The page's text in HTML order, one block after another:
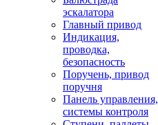
эскалатора
Главный привод
Индикация,
проводка,
безопасность
Поручень, привод
поручня
Панель управления,
системы контроля